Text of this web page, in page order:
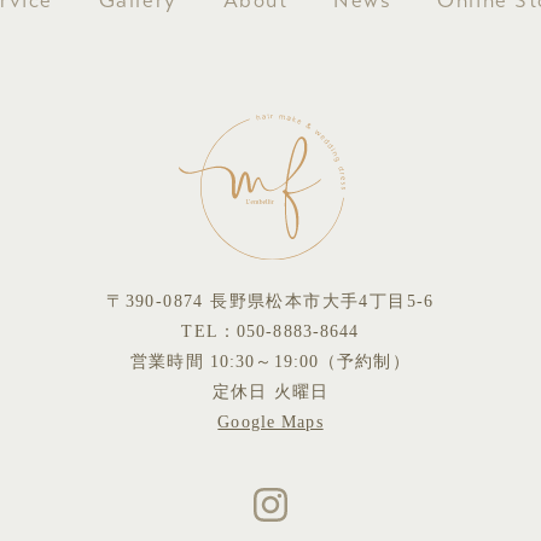
〒390-0874 長野県松本市大手4丁目5-6
TEL： 050-8883-8644
営業時間 10:30～19:00（予約制）
定休日 火曜日
Google Maps